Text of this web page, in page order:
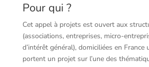
Pour qui ?
Cet appel à projets est ouvert aux
(associations, entreprises, micro-
d’intérêt général), domiciliées en France
portent un projet sur l’une des